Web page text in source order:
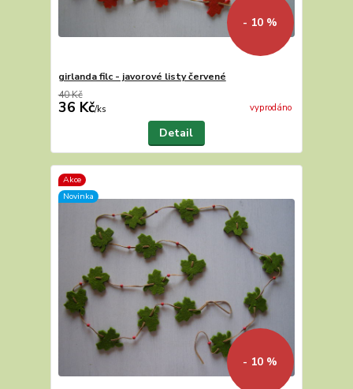
- 10 %
girlanda filc - javorové listy červené
40 Kč
36 Kč/ks vyprodáno
Detail
Akce
Novinka
- 10 %